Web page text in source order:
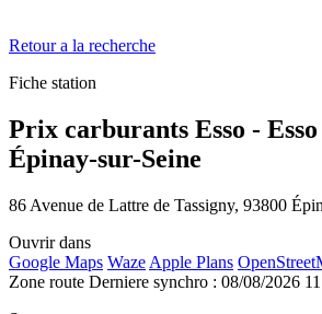
Retour a la recherche
Fiche station
Prix carburants Esso -
Épinay-sur-Seine
86 Avenue de Lattre de Tassigny, 93800
Ouvrir dans
Google Maps Waze Apple Plans
Zone route Derniere synchro : 08/08/2026